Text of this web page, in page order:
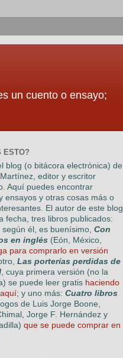
un cuento o ensayo;
ESTO?
blog (o bitácora electrónica) de
, editor y escritor
Aquí puedes encontrar
ensayos y otras cosas más o
El autor de este blog
fecha, tres libros publicados:
según él, es buenísimo, Con
en inglés (Eón, México,
para comprarlo en versión
Las porterías perdidas de
, cuya primera versión (no la
se puede leer gratis haciendo
; y uno más: Cuatro libros
de Luis Jorge Boone,
Jorge F. Hernández y
que se puede comprar en